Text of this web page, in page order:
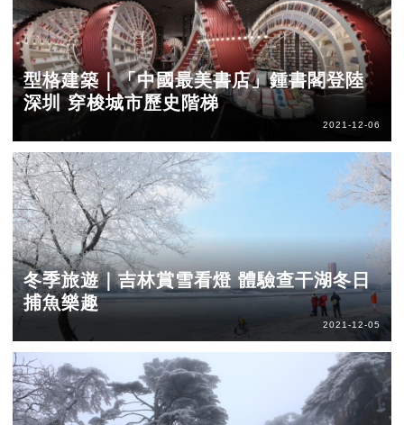
型格建築｜「中國最美書店」鍾書閣登陸
深圳 穿梭城市歷史階梯
2021-12-06
冬季旅遊｜吉林賞雪看燈 體驗查干湖冬日
捕魚樂趣
2021-12-05